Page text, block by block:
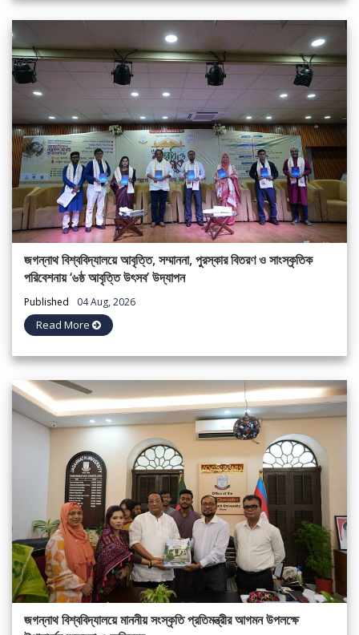
জগন্নাথ বিশ্ববিদ্যালয়ে আবৃত্তি, সম্মাননা, পুরস্কার বিতরণ ও সাংস্কৃতিক
পরিবেশনায় ‘৬ষ্ঠ আবৃত্তি উৎসব’ উদ্‌যাপন
Published 04 Aug, 2026
Read More
জগন্নাথ বিশ্ববিদ্যালয়ে মাননীয় সংস্কৃতি প্রতিমন্ত্রীর আগমন উপলক্ষে